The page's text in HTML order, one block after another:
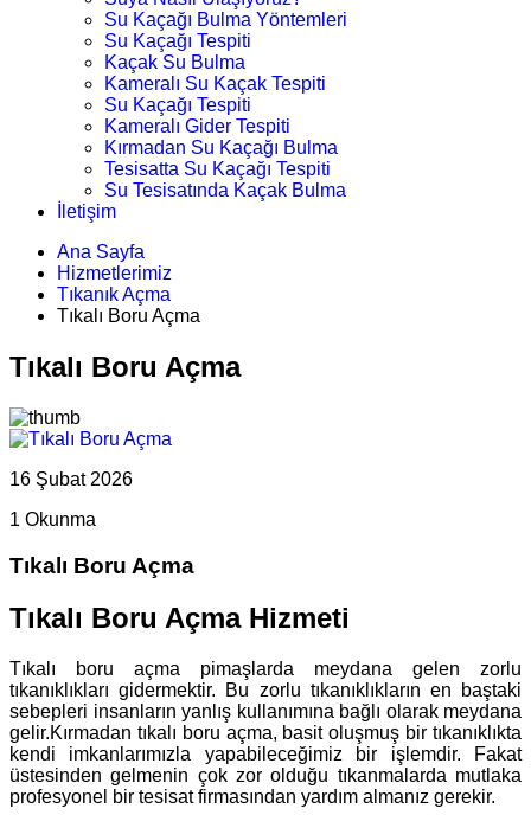
Su Kaçağı Bulma Yöntemleri
Su Kaçağı Tespiti
Kaçak Su Bulma
Kameralı Su Kaçak Tespiti
Su Kaçağı Tespiti
Kameralı Gider Tespiti
Kırmadan Su Kaçağı Bulma
Tesisatta Su Kaçağı Tespiti
Su Tesisatında Kaçak Bulma
İletişim
Ana Sayfa
Hizmetlerimiz
Tıkanık Açma
Tıkalı Boru Açma
Tıkalı Boru Açma
16 Şubat 2026
1 Okunma
Tıkalı Boru Açma
Tıkalı Boru Açma Hizmeti
Tıkalı boru açma pimaşlarda meydana gelen zorlu
tıkanıklıkları gidermektir. Bu zorlu tıkanıklıkların en baştaki
sebepleri insanların yanlış kullanımına bağlı olarak meydana
gelir.Kırmadan tıkalı boru açma, basit oluşmuş bir tıkanıklıkta
kendi imkanlarımızla yapabileceğimiz bir işlemdir. Fakat
üstesinden gelmenin çok zor olduğu tıkanmalarda mutlaka
profesyonel bir tesisat firmasından yardım almanız gerekir.